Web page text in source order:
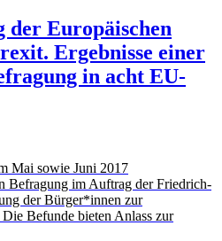
der Europäischen
Ergebnisse einer
in acht EU-
Mai sowie Juni 2017
Befragung im Auftrag der Friedrich-
der Bürger*innen zur
Befunde bieten Anlass zur